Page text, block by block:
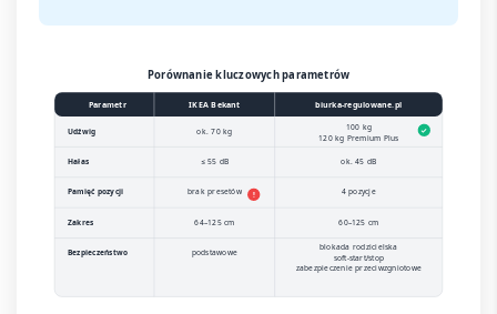
Porównanie kluczowych parametrów
Parametr IKEA Bekant biurka-regulowane.pl
Udźwig ok. 70 kg 100 kg
120 kg Premium Plus
Hałas ≤ 55 dB ok. 45 dB
Pamięć pozycji brak presetów 4 pozycje
Zakres 64–125 cm 60–125 cm
Bezpieczeństwo podstawowe
blokada rodzicielska
soft-start/stop
zabezpieczenie przeciwzgniotowe
✓
!